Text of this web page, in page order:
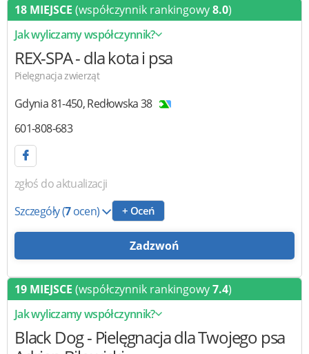
18 MIEJSCE (współczynnik rankingowy8.0)
Jak wyliczamy współczynnik?
REX-SPA- dla kota i psa
Pielęgnacja zwierząt
Gdynia81-450,Redłowska 38
601-808-683
zgłoś do aktualizacji
Szczegóły(7ocen) + Oceń
Zadzwoń
19 MIEJSCE (współczynnik rankingowy7.4)
Jak wyliczamy współczynnik?
Black Dog- Pielęgnacja dla Twojego psa